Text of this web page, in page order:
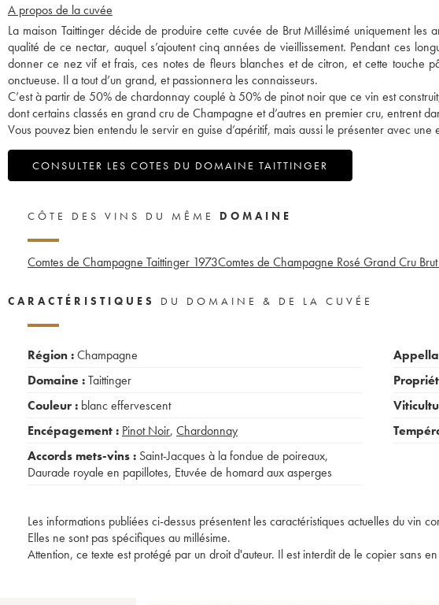
A propos de la cuvée
La maison Taittinger décide de produire cette cuvée de Brut Millésimé uniquement
qualité de ce nectar, auquel s’ajoutent cinq années de vieillissement. Pendant ces
donner ce nez vif et frais, ces notes de fleurs blanches et de citron, et cette touche
onctueuse. Il a tout d’un grand, et passionnera les connaisseurs.
C’est à partir de 50% de chardonnay couplé à 50% de pinot noir que ce vin est
dont certains classés en grand cru de Champagne et d’autres en premier cru, entrent
Vous pouvez bien entendu le servir en guise d’apéritif, mais aussi le présenter avec
CONSULTER LES COTES DU DOMAINE TAITTINGER
CÔTE DES VINS DU MÊME DOMAINE
Comtes de Champagne Taittinger 1973Comtes de Champagne Rosé Grand Cru
CARACTÉRISTIQUES DU DOMAINE & DE LA CUVÉE
Région :Champagne
Domaine :Taittinger
Couleur : blanc effervescent
Encépagement : Pinot Noir, Chardonnay
Accords mets-vins : Saint-Jacques à la fondue de poireaux,
Daurade royale en papillotes, Etuvée de homard aux asperges
Les informations publiées ci-dessus présentent les caractéristiques actuelles du vin
Elles ne sont pas spécifiques au millésime.
Attention, ce texte est protégé par un droit d'auteur. Il est interdit de le copier sans